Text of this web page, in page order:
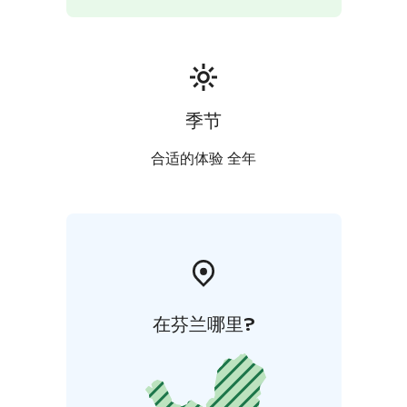
季节
合适的体验 全年
在芬兰哪里?